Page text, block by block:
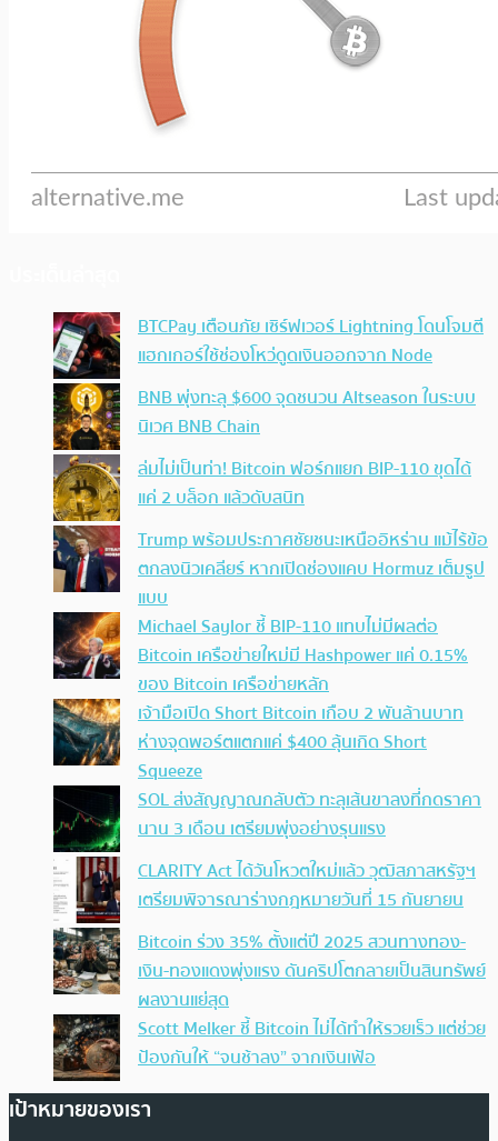
BTCPay เตือนภัย เซิร์ฟเวอร์ Lightning โดนโจมตี
แฮกเกอร์ใช้ช่องโหว่ดูดเงินออกจาก Node
BNB พุ่งทะลุ $600 จุดชนวน Altseason ในระบบ
นิเวศ BNB Chain
ล่มไม่เป็นท่า! Bitcoin ฟอร์กแยก BIP-110 ขุดได้
แค่ 2 บล็อก แล้วดับสนิท
Trump พร้อมประกาศชัยชนะเหนืออิหร่าน แม้ไร้ข้อ
ตกลงนิวเคลียร์ หากเปิดช่องแคบ Hormuz เต็มรูป
แบบ
Michael Saylor ชี้ BIP-110 แทบไม่มีผลต่อ
Bitcoin เครือข่ายใหม่มี Hashpower แค่ 0.15%
ของ Bitcoin เครือข่ายหลัก
เจ้ามือเปิด Short Bitcoin เกือบ 2 พันล้านบาท
ห่างจุดพอร์ตแตกแค่ $400 ลุ้นเกิด Short
Squeeze
SOL ส่งสัญญาณกลับตัว ทะลุเส้นขาลงที่กดราคา
นาน 3 เดือน เตรียมพุ่งอย่างรุนแรง
CLARITY Act ได้วันโหวตใหม่แล้ว วุฒิสภาสหรัฐฯ
เตรียมพิจารณาร่างกฎหมายวันที่ 15 กันยายน
Bitcoin ร่วง 35% ตั้งแต่ปี 2025 สวนทางทอง-
เงิน-ทองแดงพุ่งแรง ดันคริปโตกลายเป็นสินทรัพย์
ผลงานแย่สุด
Scott Melker ชี้ Bitcoin ไม่ได้ทำให้รวยเร็ว แต่ช่วย
ป้องกันให้ “จนช้าลง” จากเงินเฟ้อ
เป้าหมายของเรา